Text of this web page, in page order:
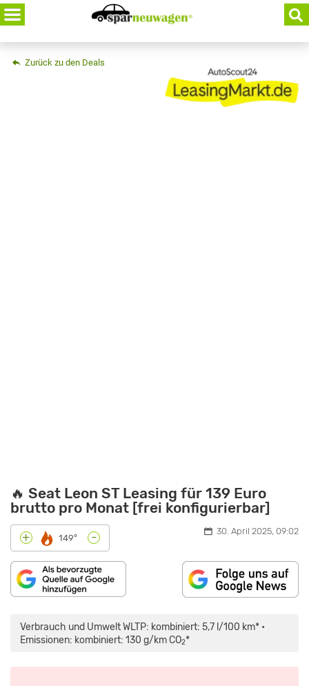
Skip
to
content
Zurück zu den Deals
🔥 Seat Leon ST Leasing für 139 Euro
brutto pro Monat [frei konfigurierbar]
+ 149° - 30. April 2025, 09:02
Verbrauch und Umwelt WLTP: kombiniert: 5,7 l/100 km* •
Emissionen: kombiniert: 130 g/km CO2*
(2020):
TEST